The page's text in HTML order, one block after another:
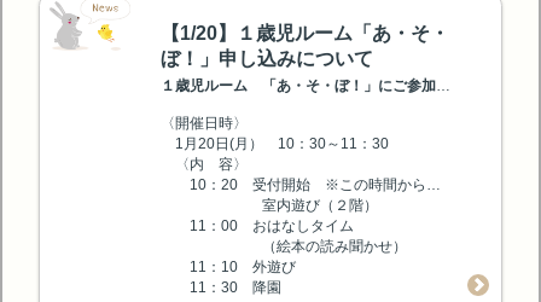
【1/20】１歳児ルーム「あ・そ・
ぼ！」申し込みについて
１歳児ルーム 「あ・そ・ぼ！」にご参加を希望される皆様へ
〈開催日時〉
1月20日(月） 10：30～11：30
〈内 容〉
10：20 受付開始 ※この時間から駐車可能となります
室内遊び（２階）
11：00 おはなしタイム
（絵本の読み聞かせ）
11：10 外遊び
11：30 降園